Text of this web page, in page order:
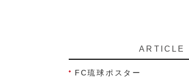
ARTICLE
FC琉球ポスター